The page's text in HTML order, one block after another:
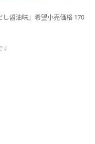
し醤油味』希望小売価格 170
す